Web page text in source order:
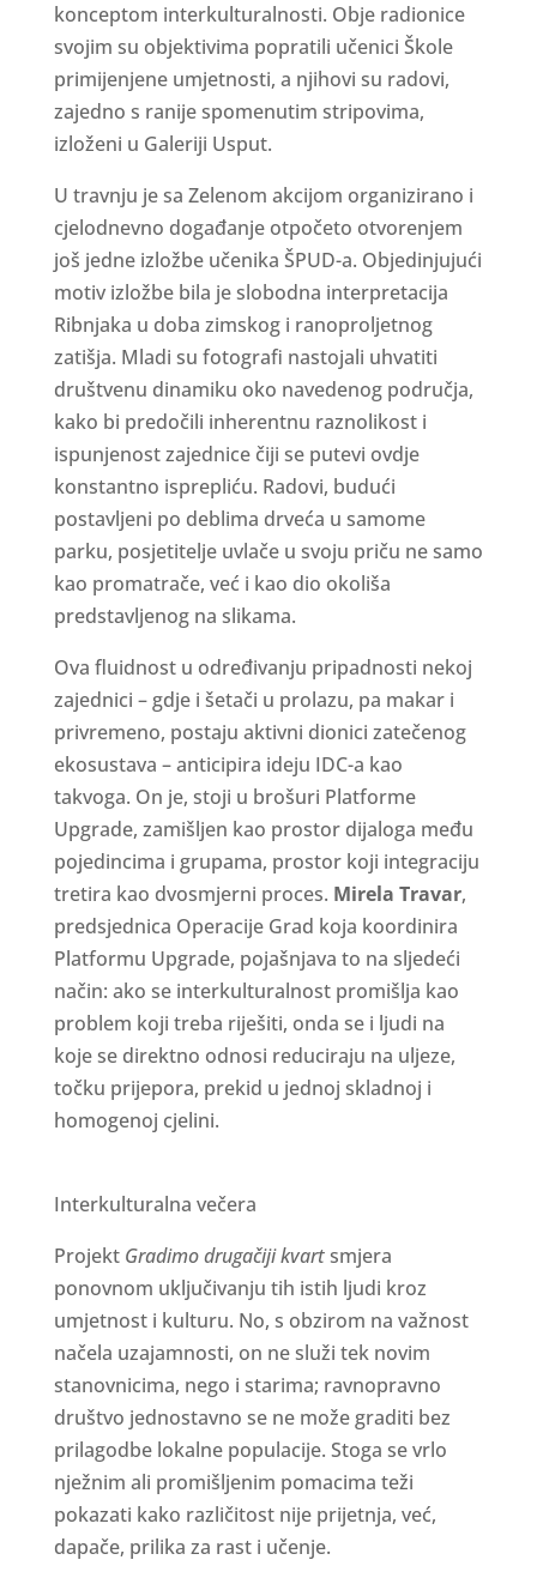
konceptom interkulturalnosti. Obje radionice
svojim su objektivima popratili učenici Škole
primijenjene umjetnosti, a njihovi su radovi,
zajedno s ranije spomenutim stripovima,
izloženi u Galeriji Usput.
U travnju je sa Zelenom akcijom organizirano i
cjelodnevno događanje otpočeto otvorenjem
još jedne izložbe učenika ŠPUD-a. Objedinjujući
motiv izložbe bila je slobodna interpretacija
Ribnjaka u doba zimskog i ranoproljetnog
zatišja. Mladi su fotografi nastojali uhvatiti
društvenu dinamiku oko navedenog područja,
kako bi predočili inherentnu raznolikost i
ispunjenost zajednice čiji se putevi ovdje
konstantno isprepliću. Radovi, budući
postavljeni po deblima drveća u samome
parku, posjetitelje uvlače u svoju priču ne samo
kao promatrače, već i kao dio okoliša
predstavljenog na slikama.
Ova fluidnost u određivanju pripadnosti nekoj
zajednici – gdje i šetači u prolazu, pa makar i
privremeno, postaju aktivni dionici zatečenog
ekosustava – anticipira ideju IDC-a kao
takvoga. On je, stoji u brošuri Platforme
Upgrade, zamišljen kao prostor dijaloga među
pojedincima i grupama, prostor koji integraciju
tretira kao dvosmjerni proces. Mirela Travar,
predsjednica Operacije Grad koja koordinira
Platformu Upgrade, pojašnjava to na sljedeći
način: ako se interkulturalnost promišlja kao
problem koji treba riješiti, onda se i ljudi na
koje se direktno odnosi reduciraju na uljeze,
točku prijepora, prekid u jednoj skladnoj i
homogenoj cjelini.
Interkulturalna večera
Projekt Gradimo drugačiji kvartsmjera
ponovnom uključivanju tih istih ljudi kroz
umjetnost i kulturu. No, s obzirom na važnost
načela uzajamnosti, on ne služi tek novim
stanovnicima, nego i starima; ravnopravno
društvo jednostavno se ne može graditi bez
prilagodbe lokalne populacije. Stoga se vrlo
nježnim ali promišljenim pomacima teži
pokazati kako različitost nije prijetnja, već,
dapače, prilika za rast i učenje.